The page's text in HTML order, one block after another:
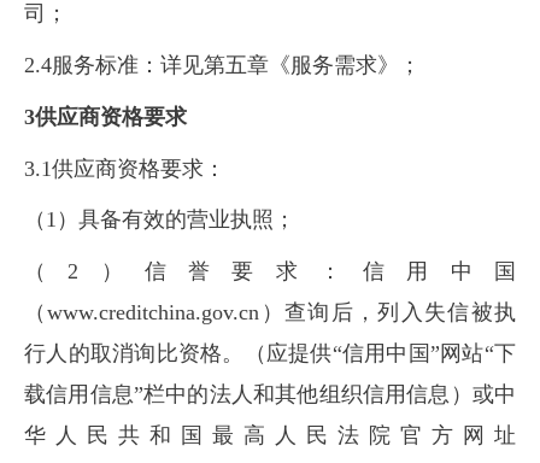
司；
2.4服务标准：详见第五章《服务需求》；
3供应商资格要求
3.1供应商资格要求：
（1）具备有效的营业执照；
（2）信誉要求：信用中国
（www.creditchina.gov.cn）查询后，列入失信被执
行人的取消询比资格。（应提供“信用中国”网站“下
载信用信息”栏中的法人和其他组织信用信息）或中
华人民共和国最高人民法院官方网址